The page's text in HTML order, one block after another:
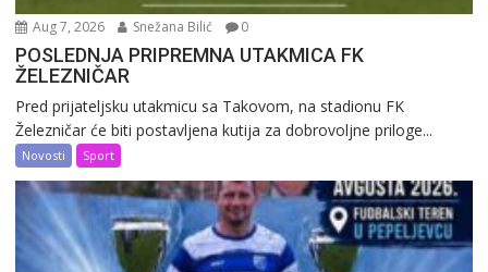
Aug 7, 2026 Snežana Bilić 0
POSLEDNJA PRIPREMNA UTAKMICA FK
ŽELEZNIČAR
Pred prijateljsku utakmicu sa Takovom, na stadionu FK
Železničar će biti postavljena kutija za dobrovoljne priloge...
Novosti Sport